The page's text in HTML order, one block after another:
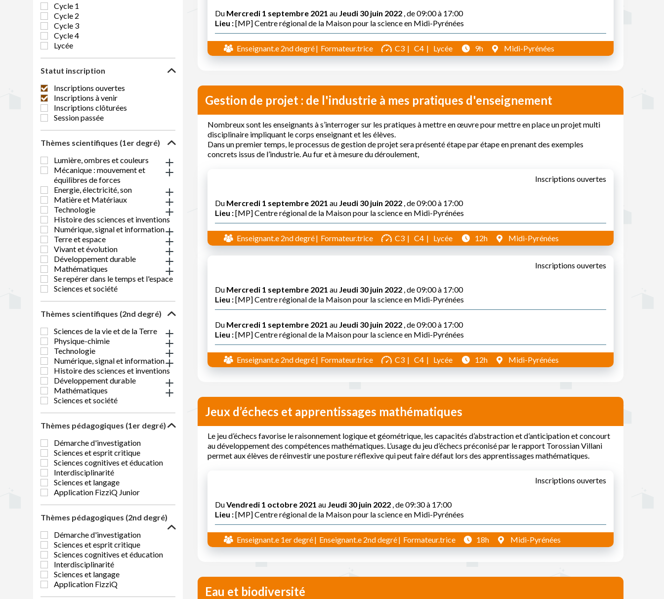
Cycle 1
Cycle 2
Cycle 3
Cycle 4
Lycée
Statut inscription
Inscriptions ouvertes
Inscriptions à venir
Inscriptions clôturées
Session passée
Thèmes scientifiques (1er degré)
Lumière, ombres et couleurs
Mécanique : mouvement et
équilibres de forces
Energie, électricité, son
Matière et Matériaux
Technologie
Histoire des sciences et inventions
Numérique, signal et information
Terre et espace
Vivant et évolution
Développement durable
Mathématiques
Se repérer dans le temps et l'espace
Sciences et société
Thèmes scientifiques (2nd degré)
Sciences de la vie et de la Terre
Physique-chimie
Technologie
Numérique, signal et information
Histoire des sciences et inventions
Développement durable
Mathématiques
Sciences et société
Thèmes pédagogiques (1er degré)
Démarche d'investigation
Sciences et esprit critique
Sciences cognitives et éducation
Interdisciplinarité
Sciences et langage
Application FizziQ Junior
Thèmes pédagogiques (2nd degré)
Démarche d'investigation
Sciences et esprit critique
Sciences cognitives et éducation
Interdisciplinarité
Sciences et langage
Application FizziQ
Du Mercredi 1 septembre 2021 au Jeudi 30 juin 2022 , de 09:00 à 17:00
Lieu :[MP] Centre régional de la Maison pour la science en Midi-Pyrénées
Enseignant.e 2nd degré Formateur.trice C3 C4 Lycée 9h Midi-Pyrénées
Gestion de projet : de l'industrie à mes pratiques d'enseignement
Nombreux sont les enseignants à s’interroger sur les pratiques à mettre en œuvre pour mettre en place un projet multi
disciplinaire impliquant le corps enseignant et les élèves.
Dans un premier temps, le processus de gestion de projet sera présenté étape par étape en prenant des exemples
concrets issus de l’industrie. Au fur et à mesure du déroulement,
Inscriptions ouvertes
Du Mercredi 1 septembre 2021 au Jeudi 30 juin 2022 , de 09:00 à 17:00
Lieu :[MP] Centre régional de la Maison pour la science en Midi-Pyrénées
Enseignant.e 2nd degré Formateur.trice C3 C4 Lycée 12h Midi-Pyrénées
Inscriptions ouvertes
Du Mercredi 1 septembre 2021 au Jeudi 30 juin 2022 , de 09:00 à 17:00
Lieu :[MP] Centre régional de la Maison pour la science en Midi-Pyrénées
Du Mercredi 1 septembre 2021 au Jeudi 30 juin 2022 , de 09:00 à 17:00
Lieu :[MP] Centre régional de la Maison pour la science en Midi-Pyrénées
Enseignant.e 2nd degré Formateur.trice C3 C4 Lycée 12h Midi-Pyrénées
Jeux d’échecs et apprentissages mathématiques
Le jeu d’échecs favorise le raisonnement logique et géométrique, les capacités d’abstraction et d’anticipation et concourt
au développement des compétences mathématiques. L’usage du jeu d’échecs préconisé par le rapport Torossian Villani
permet aux élèves de réinvestir une posture réflexive qui peut faire défaut lors des apprentissages mathématiques.
Inscriptions ouvertes
DuVendredi 1 octobre 2021 au Jeudi 30 juin 2022 , de 09:30 à 17:00
Lieu :[MP] Centre régional de la Maison pour la science en Midi-Pyrénées
Enseignant.e 1er degré Enseignant.e 2nd degré Formateur.trice 18h Midi-Pyrénées
Eau et biodiversité